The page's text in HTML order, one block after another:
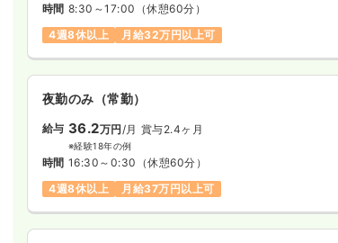
時間 8:30～17:00 （休憩60分）
4週8休以上
月給32万円以上可
夜勤のみ（常勤）
給与 36.2万円/月 賞与2.4ヶ月
※経験18年の例
時間 16:30～0:30 （休憩60分）
4週8休以上
月給37万円以上可